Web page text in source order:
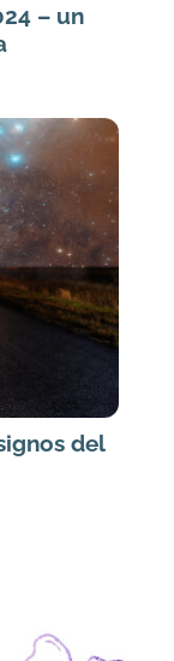
– un
del